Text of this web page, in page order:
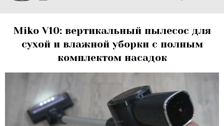
Miko V10: вертикальный пылесос для
сухой и влажной уборки с полным
комплектом насадок